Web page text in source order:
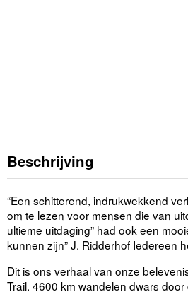
Beschrijving
“Een schitterend, indrukwekkend
om te lezen voor mensen die van
ultieme uitdaging” had ook een
kunnen zijn” J. Ridderhof Iedereen
Dit is ons verhaal van onze
Trail. 4600 km wandelen dwars